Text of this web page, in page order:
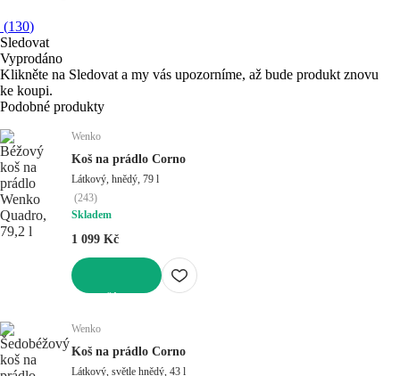
(130)
Sledovat
Vyprodáno
Klikněte na Sledovat a my vás upozorníme, až bude produkt znovu
ke koupi.
Podobné produkty
Wenko
Koš na prádlo Corno
Látkový, hnědý, 79 l
(243)
Skladem
1 099 Kč
Wenko
Koš na prádlo Corno
Látkový, světle hnědý, 43 l